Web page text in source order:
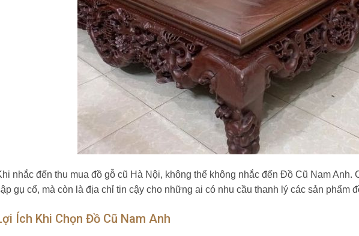
nhắc đến thu mua đồ gỗ cũ Hà Nội, không thể không nhắc đến Đồ Cũ Nam Anh.
gụ cổ, mà còn là địa chỉ tin cậy cho những ai có nhu cầu thanh lý các sản phẩm
Ích Khi Chọn Đồ Cũ Nam Anh